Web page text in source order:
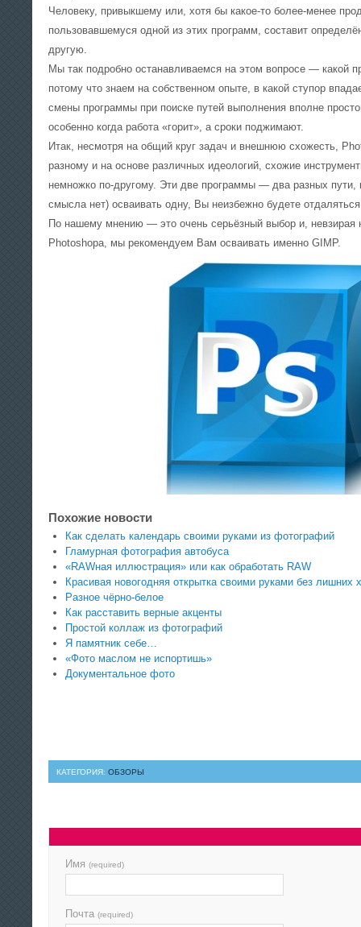
Человеку, привыкшему или, хотя бы какое-то более-менее
пользовавшемуся одной из этих программ, составит
другую.
Мы так подробно останавливаемся на этом вопросе — какой
потому что знаем на собственном опыте, в какой ступор
смены программы при поиске путей выполнения вполне
особенно когда работа «горит», а сроки поджимают.
Итак, несмотря на общий круг задач и внешнюю схожесть,
разному и на основе различных идеологий, схожие
немножко по-другому. Эти две программы — два разных пути,
смысла нет) осваивать одну, Вы неизбежно будете
По нашему мнению — это очень серьёзный выбор и, невзирая
Photoshopа, мы рекомендуем Вам осваивать именно GIMP.
Похожие новости
Как сделать календарь своими руками из фотографий
Гламурная фотография автобуса
«RAWная иллюстрация» или как обработать RAW
Красивая новогодняя открытка своими руками без лишних
Разное чёрно-белое
Как расставить верные акценты
Простой коллаж из фотографий
Я памятник себе…
«Фото маслом не испортишь»
Документальное фото
КАТЕГОРИЯ: ОБЗОРЫ
Имя (required)
Почта (required)